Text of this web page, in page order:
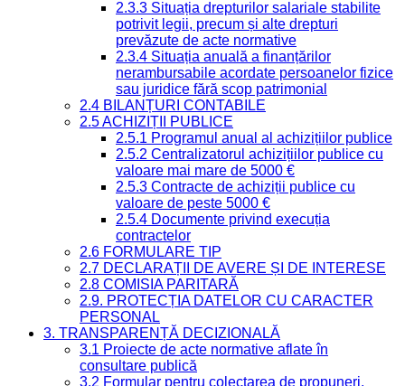
2.3.3 Situația drepturilor salariale stabilite
potrivit legii, precum și alte drepturi
prevăzute de acte normative
2.3.4 Situația anuală a finanțărilor
nerambursabile acordate persoanelor fizice
sau juridice fără scop patrimonial
2.4 BILANȚURI CONTABILE
2.5 ACHIZIȚII PUBLICE
2.5.1 Programul anual al achizițiilor publice
2.5.2 Centralizatorul achizițiilor publice cu
valoare mai mare de 5000 €
2.5.3 Contracte de achiziții publice cu
valoare de peste 5000 €
2.5.4 Documente privind execuția
contractelor
2.6 FORMULARE TIP
2.7 DECLARAȚII DE AVERE ȘI DE INTERESE
2.8 COMISIA PARITARĂ
2.9. PROTECȚIA DATELOR CU CARACTER
PERSONAL
3. TRANSPARENȚĂ DECIZIONALĂ
3.1 Proiecte de acte normative aflate în
consultare publică
3.2 Formular pentru colectarea de propuneri,